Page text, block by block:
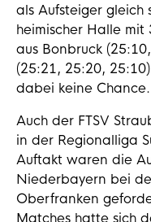
als Aufsteiger gleich
heimischer Halle
aus Bonbruck
(25:21, 25:20,
dabei keine Chance.
Auch der FTSV
in der Regionalliga
Auftakt waren die
Niederbayern bei
Oberfranken
Matches hatte sich